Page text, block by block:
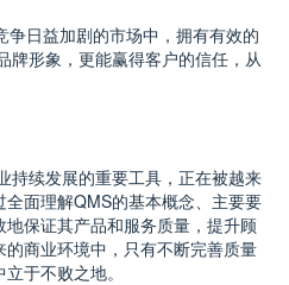
日益加剧的市场中，拥有有效的
牌形象，更能赢得客户的信任，从
持续发展的重要工具，正在被越来
面理解QMS的基本概念、主要要
保证其产品和服务质量，提升顾
商业环境中，只有不断完善质量
于不败之地。